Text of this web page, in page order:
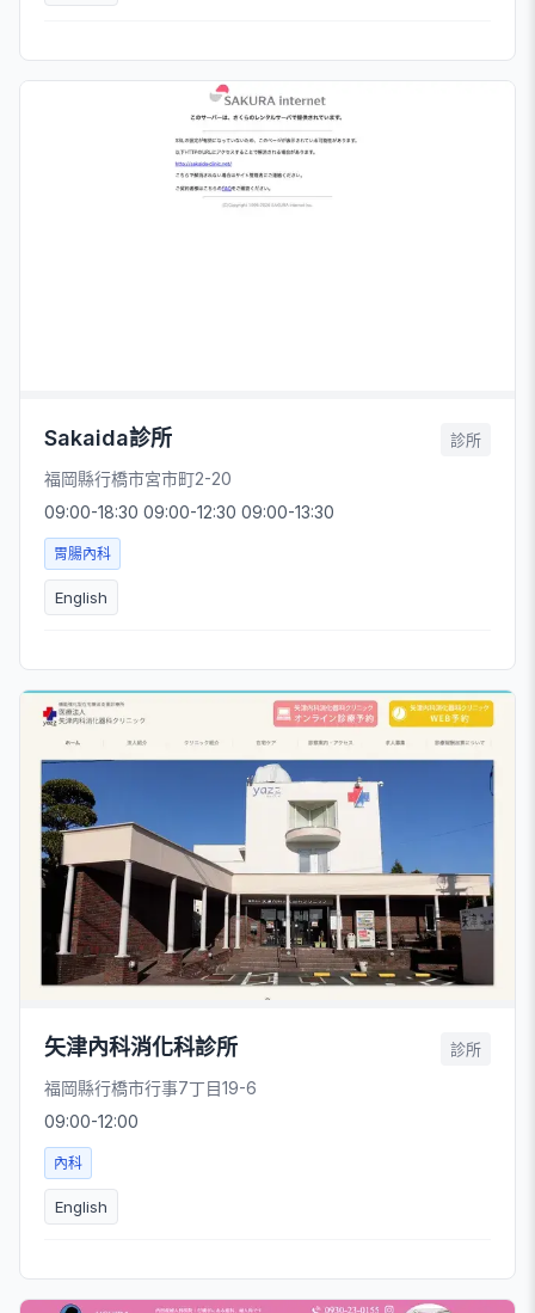
Sakaida診所 診所
福岡縣行橋市宮市町2-20
09:00-18:30 09:00-12:30 09:00-13:30
胃腸內科
English
矢津內科消化科診所 診所
福岡縣行橋市行事7丁目19-6
09:00-12:00
內科
English